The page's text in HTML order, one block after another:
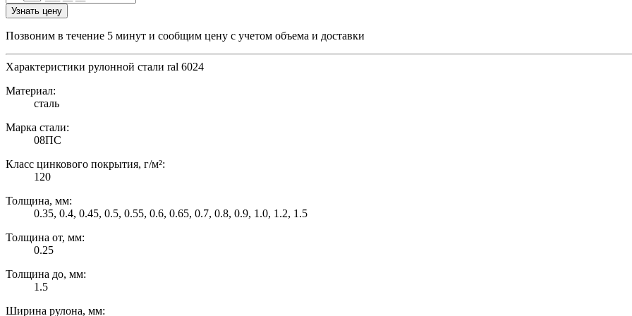
Узнать цену
Позвоним в течение 5 минут и сообщим цену с учетом объема и доставки
Характеристики рулонной стали ral 6024
Материал:
сталь
Марка стали:
08ПС
Класс цинкового покрытия, г/м²:
120
Толщина, мм:
0.35, 0.4, 0.45, 0.5, 0.55, 0.6, 0.65, 0.7, 0.8, 0.9, 1.0, 1.2, 1.5
Толщина от, мм:
0.25
Толщина до, мм:
1.5
Ширина рулона, мм: